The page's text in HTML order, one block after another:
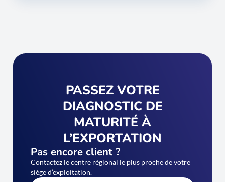
PASSEZ VOTRE
DIAGNOSTIC DE
MATURITÉ À
L’EXPORTATION
Pas encore client ?
Contactez le centre régional le plus proche de votre
siège d’exploitation.